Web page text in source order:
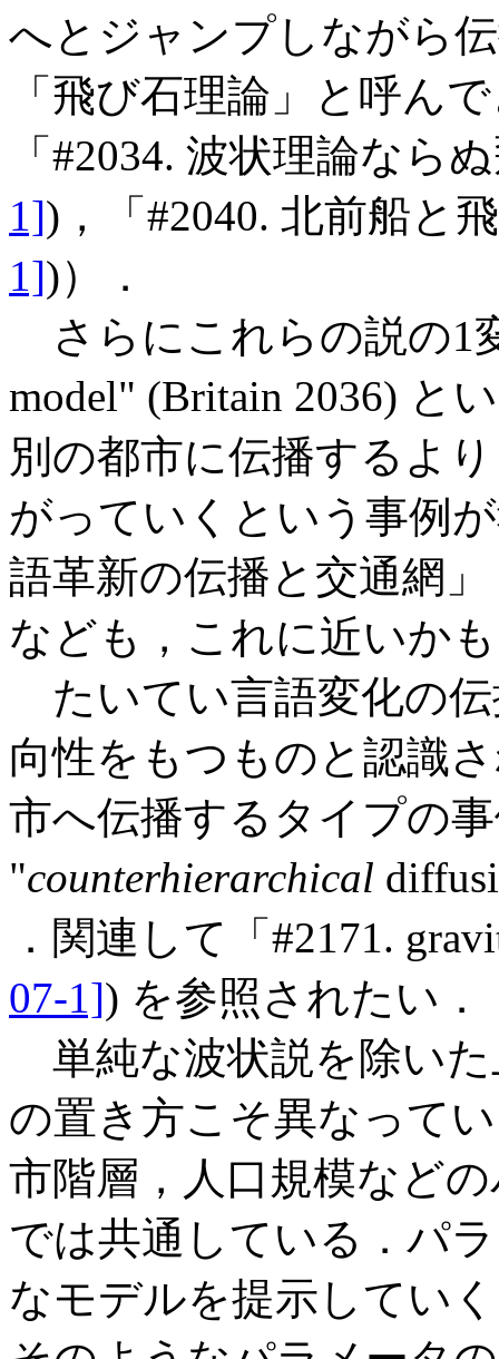
へとジャンプしながら
「飛び石理論」と呼ん
「#2034. 波状理論なら
1])，「#2040. 北前船と
1])）．
さらにこれらの説の1
model" (Britain 2036) と
別の都市に伝播するよ
がっていくという事例
語革新の伝播と交通網」
なども，これに近いか
たいてい言語変化の
向性をもつものと認識
市へ伝播するタイプの
"counterhierarchical
．関連して「#2171.
07-1]) を参照されたい．
単純な波状説を除い
の置き方こそ異なって
市階層，人口規模など
では共通している．パ
なモデルを提示してい